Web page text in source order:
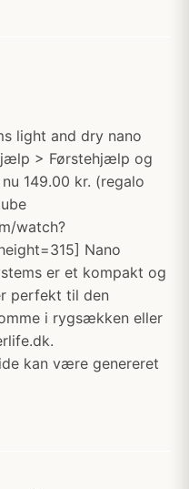
light and dry nano
> Førstehjælp og
149.00 kr. (regalo
watch?
Nano
er et kompakt og
perfekt til den
i rygsækken eller
kan være genereret